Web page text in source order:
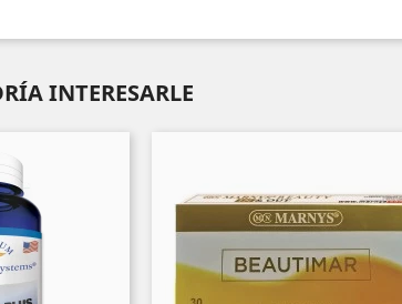
INTERESARLE